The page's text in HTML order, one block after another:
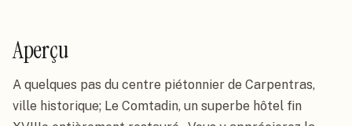
Aperçu
A quelques pas du centre piétonnier de Carpentras,
ville historique; Le Comtadin, un superbe hôtel fin